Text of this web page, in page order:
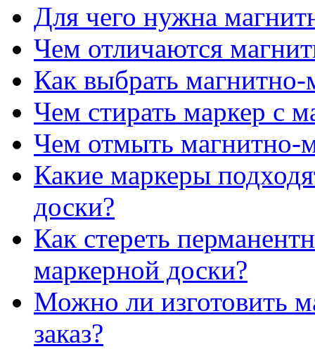
Для чего нужна
Чем отличаются
Как выбрать
Чем стирать маркер с
Чем отмыть магнитно-
Какие маркеры
доски?
Как стереть
маркерной доски?
Можно ли изготовить
заказ?